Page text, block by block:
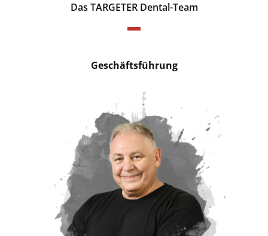
Das TARGETER Dental-Team​
Geschäftsführung